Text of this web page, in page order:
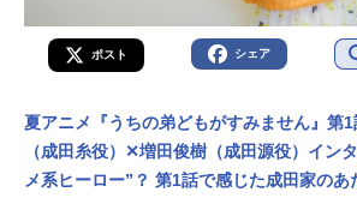
ポスト シェア
夏アニメ『うちの弟どもがすみません』第
（成田糸役）✕増田俊樹（成田源役）イン
メ系ヒーロー”？ 第1話で感じた成田家のあ